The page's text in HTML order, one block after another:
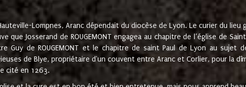
Lompnes, Aranc dépendait du diocèse de Lyon. Le curier du
que Josserand de ROUGEMONT engagea au chapitre de l’église de
Guy de ROUGEMONT et le chapitre de saint Paul de Lyon au sujet
de Blye, propriétaire d'un couvent entre Aranc et Corlier, pour la
cité en 1263.